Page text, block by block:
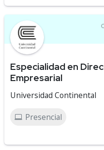
Especialidad en
Empresarial
Universidad Continental
Presencial